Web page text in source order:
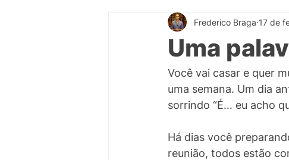
A Jornada do Artista alma
Uma
Frederico Braga 17 de
Você vai casar e quer
uma semana. Um dia
sorrindo “É… eu acho
Há dias você
reunião, todos estão